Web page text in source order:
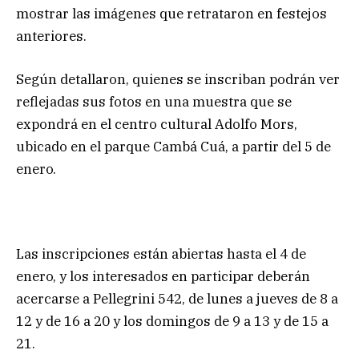
mostrar las imágenes que retrataron en festejos
anteriores.
Según detallaron, quienes se inscriban podrán ver
reflejadas sus fotos en una muestra que se
expondrá en el centro cultural Adolfo Mors,
ubicado en el parque Cambá Cuá, a partir del 5 de
enero.
Las inscripciones están abiertas hasta el 4 de
enero, y los interesados en participar deberán
acercarse a Pellegrini 542, de lunes a jueves de 8 a
12 y de 16 a 20 y los domingos de 9 a 13 y de 15 a
21.